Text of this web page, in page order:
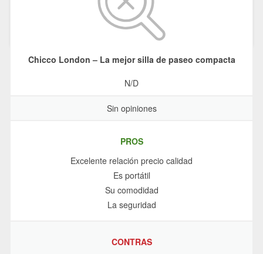
Chicco London – La mejor silla de paseo compacta
N/D
Sin opiniones
PROS
Excelente relación precio calidad
Es portátil
Su comodidad
La seguridad
CONTRAS